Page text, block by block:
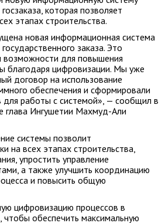
которая позволяет
этапах строительства.
новая информационная система
заказа. Это
возможности для повышения
благодаря цифровизации. Мы уже
договор на использование
обеспечения и сформировали
для работы с системой», — сообщил в
глава Ингушетии Махмуд-Али
системы позволит
на всех этапах строительства,
упростить управление
а также улучшить координацию
и повысить общую
цифровизацию процессов в
чтобы обеспечить максимальную